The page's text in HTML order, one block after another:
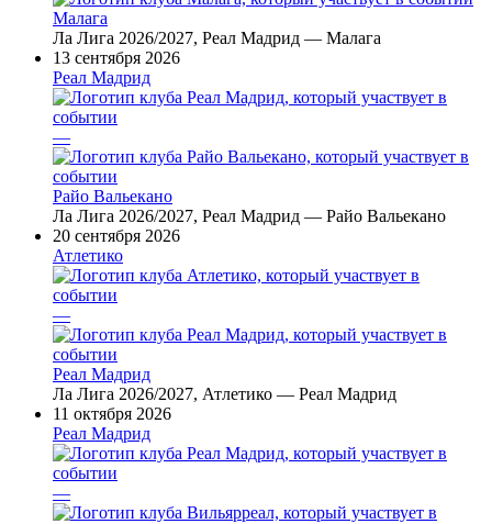
Малага
Ла Лига 2026/2027, Реал Мадрид — Малага
13 сентября 2026
Реал Мадрид
—
Райо Вальекано
Ла Лига 2026/2027, Реал Мадрид — Райо Вальекано
20 сентября 2026
Атлетико
—
Реал Мадрид
Ла Лига 2026/2027, Атлетико — Реал Мадрид
11 октября 2026
Реал Мадрид
—